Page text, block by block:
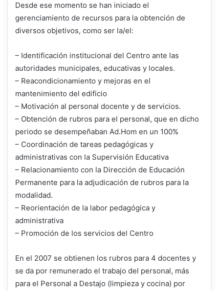
Desde ese momento se han iniciado el
gerenciamiento de recursos para la obtención de
diversos objetivos, como ser la/el:
– Identificación institucional del Centro ante las
autoridades municipales, educativas y locales.
– Reacondicionamiento y mejoras en el
mantenimiento del edificio
– Motivación al personal docente y de servicios.
– Obtención de rubros para el personal, que en dicho
periodo se desempeñaban Ad.Hom en un 100%
– Coordinación de tareas pedagógicas y
administrativas con la Supervisión Educativa
– Relacionamiento con la Dirección de Educación
Permanente para la adjudicación de rubros para la
modalidad.
– Reorientación de la labor pedagógica y
administrativa
– Promoción de los servicios del Centro
En el 2007 se obtienen los rubros para 4 docentes y
se da por remunerado el trabajo del personal, más
para el Personal a Destajo (limpieza y cocina) por